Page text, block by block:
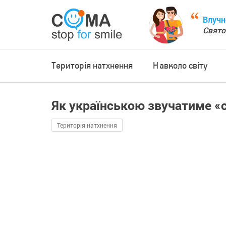
Територія натхнення Навколо світу
Як українською звучатиме
Територія натхнення